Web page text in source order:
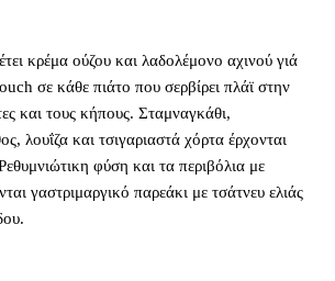
κρέμα ούζου και λαδολέμονο αχινού γιά
σε κάθε πιάτο που σερβίρει πλάϊ στην
και τους κήπους. Σταμναγκάθι,
λουΐζα και τσιγαριαστά χόρτα έρχονται
φύση και τα περιβόλια με
γαστριμαργικό παρεάκι με τσάτνευ ελιάς